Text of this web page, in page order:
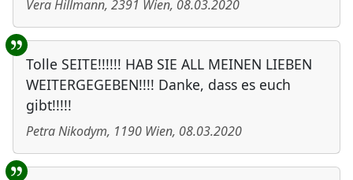
Vera Hillmann, 2391 Wien, 08.03.2020
Tolle SEITE!!!!!! HAB SIE ALL MEINEN LIEBEN
WEITERGEGEBEN!!!! Danke, dass es euch
gibt!!!!!
Petra Nikodym, 1190 Wien, 08.03.2020